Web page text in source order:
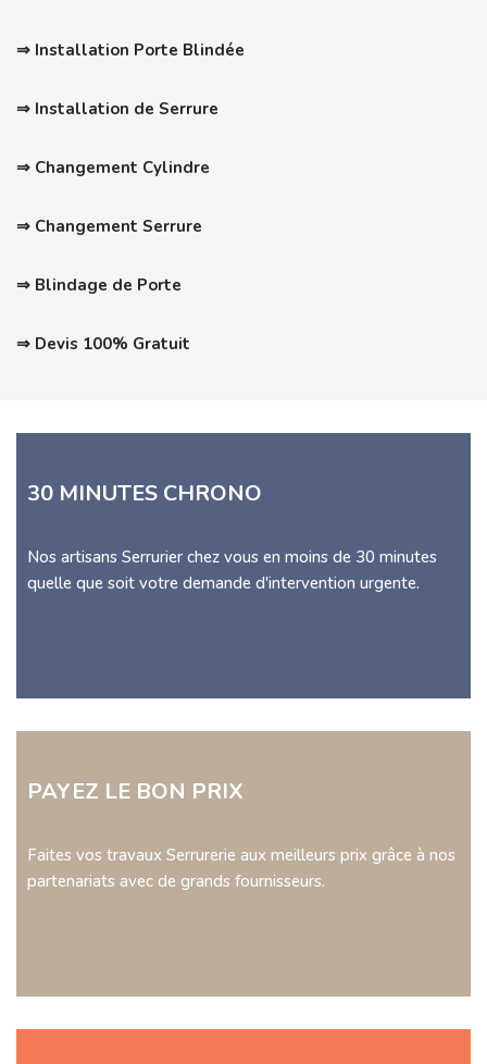
⇒ Installation Porte Blindée
⇒ Installation de Serrure
⇒ Changement Cylindre
⇒ Changement Serrure
⇒ Blindage de Porte
⇒ Devis 100% Gratuit
30 MINUTES CHRONO
Nos artisans Serrurier chez vous en moins de 30 minutes
quelle que soit votre demande d'intervention urgente.
PAYEZ LE BON PRIX
Faites vos travaux Serrurerie aux meilleurs prix grâce à nos
partenariats avec de grands fournisseurs.